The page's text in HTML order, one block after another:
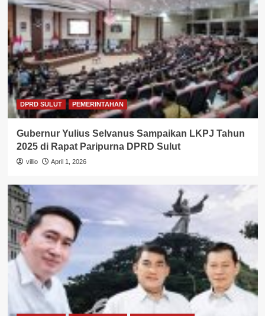
DPRD SULUT PEMERINTAHAN
Gubernur Yulius Selvanus Sampaikan LKPJ Tahun
2025 di Rapat Paripurna DPRD Sulut
villio April 1, 2026